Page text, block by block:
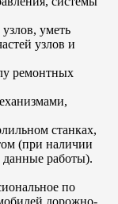
уметь
узлов и
ремонтных
станках,
(при наличии
данные работы).
по